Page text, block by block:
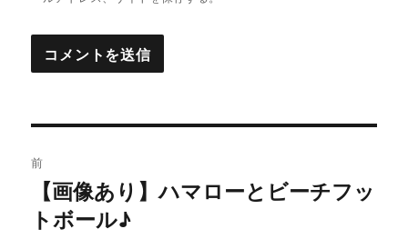
稿
ナ
前
去
【画像あり】ハマローとビーチフッ
トボール♪